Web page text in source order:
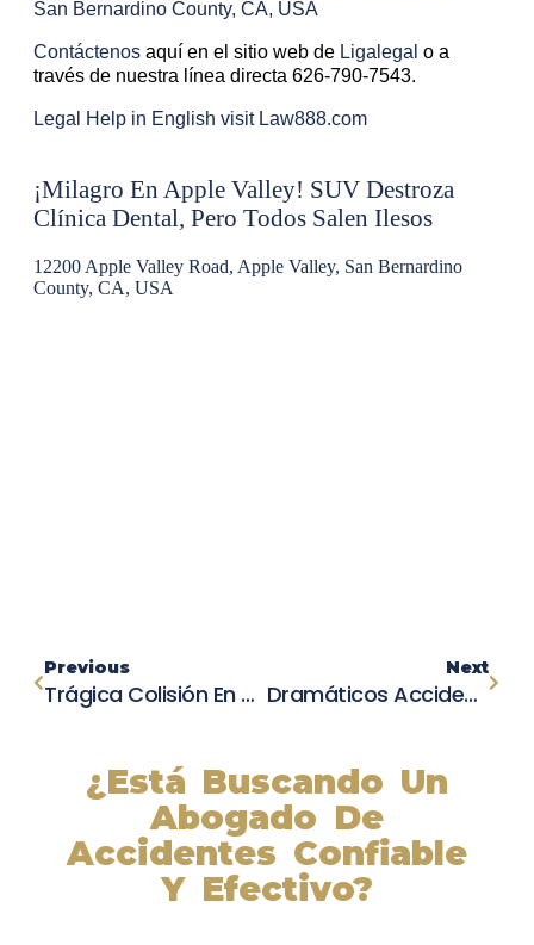
San Bernardino County, CA, USA
Contáctenos aquí en el sitio web de Ligalegal o a
través de nuestra línea directa 626-790-7543.
Legal Help in English visit Law888.com
¡Milagro En Apple Valley! SUV Destroza
Clínica Dental, Pero Todos Salen Ilesos
12200 Apple Valley Road, Apple Valley, San Bernardino
County, CA, USA
Previous
Trágica Colisión En Palermo-Honcut Hwy: Conductor Fallece Tras Intentar Esquivar Un Objetivo En La Carretera
Next
Dramáticos Accidentes En San Diego: Dos Personas Atropelladas En Halloween
¿Está Buscando Un
Abogado De
Accidentes Confiable
Y Efectivo?